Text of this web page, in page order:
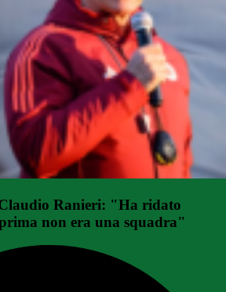
Ranieri: "Ha ridato
non era una squadra"